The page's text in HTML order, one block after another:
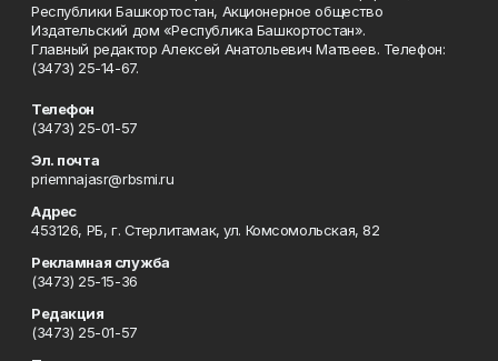
Республики Башкортостан, Акционерное общество
Издательский дом «Республика Башкортостан».
Главный редактор Алексей Анатольевич Матвеев. Телефон:
(3473) 25-14-67.
Телефон
(3473) 25-01-57
Эл. почта
priemnajasr@rbsmi.ru
Адрес
453126, РБ, г. Стерлитамак, ул. Комсомольская, 82
Рекламная служба
(3473) 25-15-36
Редакция
(3473) 25-01-57